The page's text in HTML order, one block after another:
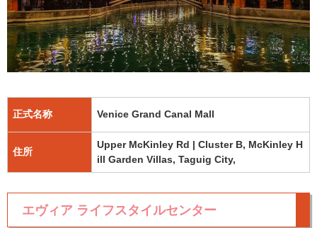
正式名称 Venice Grand Canal Mall
住所
Upper McKinley Rd
Cluster B, McKinley H
ill Garden Villas, Taguig City,
エヴィア ライフスタイルセンター